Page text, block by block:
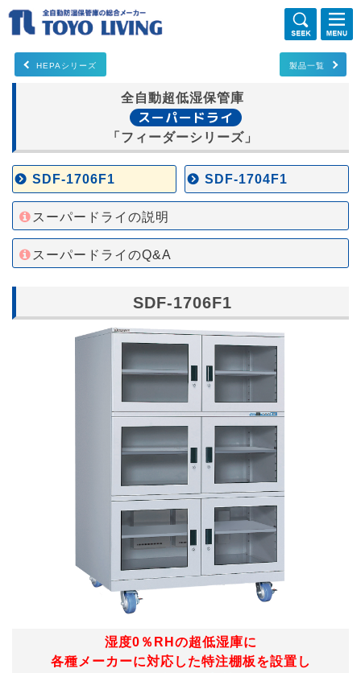
HEPAシリーズ 製品一覧
全自動超低湿保管庫
スーパードライ
「フィーダーシリーズ」
SDF-1706F1 SDF-1704F1
スーパードライの説明
スーパードライのQ&A
SDF-1706F1
湿度0％RHの超低湿庫に
各種メーカーに対応した特注棚板を設置し